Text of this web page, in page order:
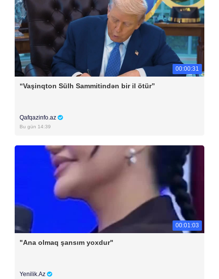
00:00:31
“Vaşinqton Sülh Sammitindən bir il ötür”
Qafqazinfo.az
Bu gün 14:39
00:01:03
"Ana olmaq şansım yoxdur"
Yenilik.Az